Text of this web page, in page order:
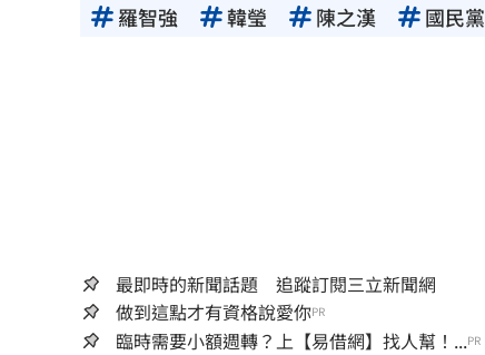
羅智強 韓瑩 陳之漢 國民黨
最即時的新聞話題 追蹤訂閱三立新聞網
做到這點才有資格說愛你PR
臨時需要小額週轉？上【易借網】找人幫！...PR